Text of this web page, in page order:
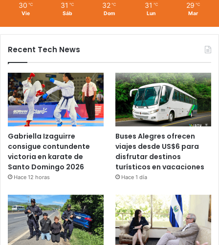
30 ℃
Vie
31 ℃
Sáb
32 ℃
Dom
31 ℃
Lun
29 ℃
Mar
Recent Tech News
Gabriella Izaguirre
consigue contundente
victoria en karate de
Santo Domingo 2026
Hace 12 horas
Buses Alegres ofrecen
viajes desde US$6 para
disfrutar destinos
turísticos en vacaciones
Hace 1 día